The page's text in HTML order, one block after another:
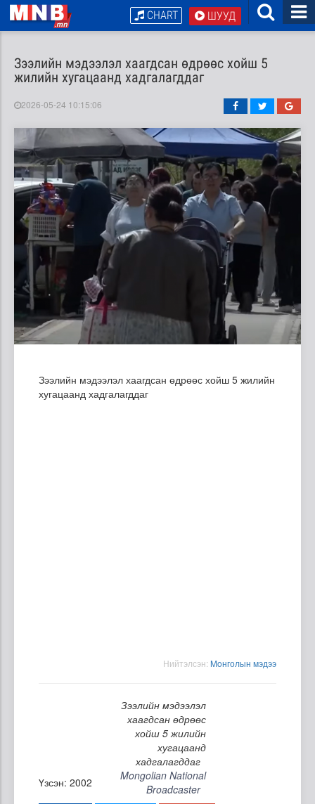
ШУУД
CHART
Зээлийн мэдээлэл хаагдсан өдрөөс хойш 5
жилийн хугацаанд хадгалагддаг
2026-05-24 10:15:06
Зээлийн мэдээлэл хаагдсан өдрөөс хойш 5 жилийн
хугацаанд хадгалагддаг
Нийтэлсэн: Moнголын мэдээ
Зээлийн мэдээлэл
хаагдсан өдрөөс
хойш 5 жилийн
хугацаанд
хадгалагддаг
Үзсэн: 2002
Mongolian National
Broadcaster